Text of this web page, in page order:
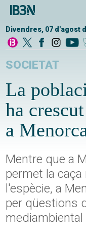
Divendres, 07 d'agost
SOCIETAT
La
ha
a
Mentre que a
permet la
l'espècie, a
per qüestions
mediambiental